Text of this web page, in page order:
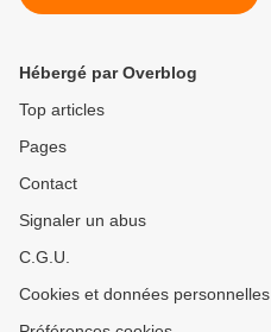
Hébergé par Overblog
Top articles
Pages
Contact
Signaler un abus
C.G.U.
Cookies et données personnelles